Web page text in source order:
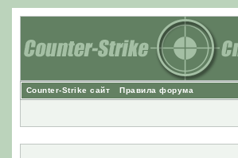
Counter-Strike сайт Правила форума